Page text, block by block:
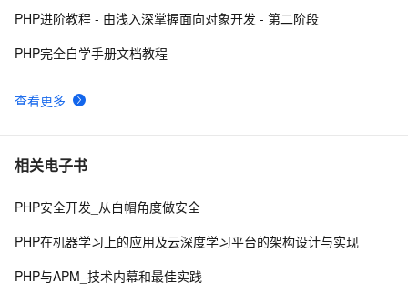
8 使用消息服务(MNS)订阅阿里云物联网平台设备消息PHP
查看更多
PHP进阶教程 - 由浅入深掌握面向对象开发 - 第二阶段
PHP完全自学手册文档教程
相关电子书
PHP安全开发_从白帽角度做安全
PHP在机器学习上的应用及云深度学习平台的架构设计与实现
PHP与APM_技术内幕和最佳实践